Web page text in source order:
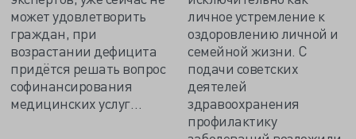
может удовлетворить
граждан, при
возрастании дефицита
придётся решать вопрос
софинансирования
медицинских услуг…
личное устремление к
оздоровлению личной и
семейной жизни. С
подачи советских
деятелей
здравоохранения
профилактику